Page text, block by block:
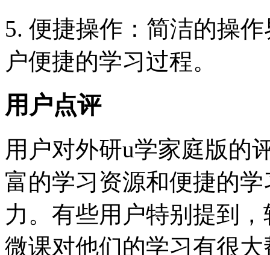
5. 便捷操作：简洁的操
户便捷的学习过程。
用户点评
用户对外研u学家庭版的
富的学习资源和便捷的
力。有些用户特别提到
微课对他们的学习有很